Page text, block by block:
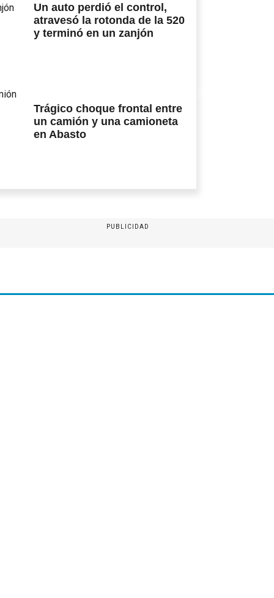
Un auto perdió el control,
atravesó la rotonda de la 520
y terminó en un zanjón
Trágico choque frontal entre
un camión y una camioneta
en Abasto
PUBLICIDAD